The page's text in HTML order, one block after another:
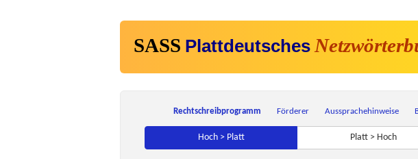
SASS Plattdeutsches
Rechtschreibprogramm Förderer Aussprachehinweise
Hoch > Platt Platt > Hoch